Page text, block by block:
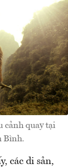
cảnh quay tại
Bình.
các di sản,